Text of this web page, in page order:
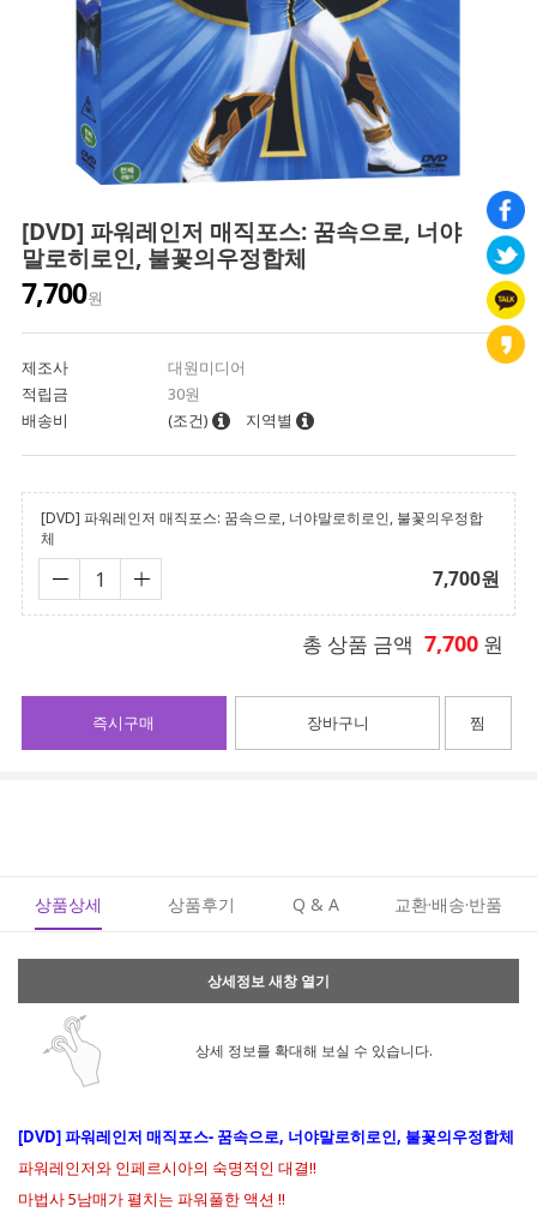
[DVD] 파워레인저 매직포스: 꿈속으로, 너야
말로히로인, 불꽃의우정합체
7,700원
제조사
대원미디어
적립금
30원
배송비
(조건) 지역별
[DVD] 파워레인저 매직포스: 꿈속으로, 너야말로히로인, 불꽃의우정합
체
7,700원
총 상품 금액 7,700 원
장바구니
즉시구매 찜
상품상세 상품후기 Q & A 교환·배송·반품
상세정보 새창 열기
상세 정보를 확대해 보실 수 있습니다.
[DVD] 파워레인저 매직포스- 꿈속으로, 너야말로히로인, 불꽃의우정합체
파워레인저와 인페르시아의 숙명적인 대결!!
마법사 5남매가 펼치는 파워풀한 액션 !!